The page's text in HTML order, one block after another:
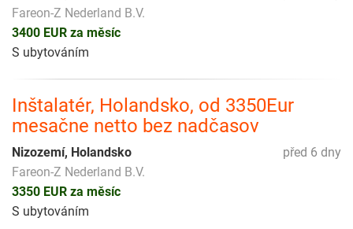
Fareon-Z Nederland B.V.
3400 EUR za měsíc
S ubytováním
Inštalatér, Holandsko, od 3350Eur
mesačne netto bez nadčasov
před 6 dny
Nizozemí, Holandsko
Fareon-Z Nederland B.V.
3350 EUR za měsíc
S ubytováním